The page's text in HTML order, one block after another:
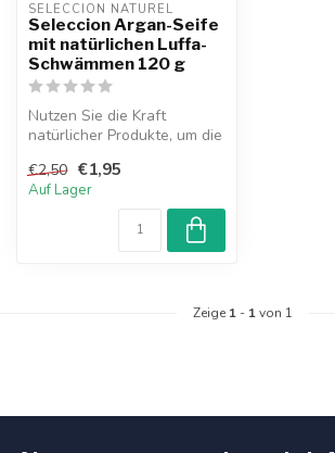
SELECCION NATUREL
Seleccion Argan-Seife
mit natürlichen Luffa-
Schwämmen 120 g
Nutzen Sie die Kraft
natürlicher Produkte, um die
Ihrer...
€2,50 €1,95
Auf Lager
Zeige 1 - 1von 1